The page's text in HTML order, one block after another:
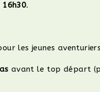
.
les jeunes
avant le top départ